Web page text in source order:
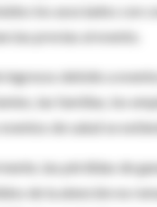
los asociados con
previas al evento.
ingresos debido a
las familias, los
de salud se
las pérdidas de
de la atención no